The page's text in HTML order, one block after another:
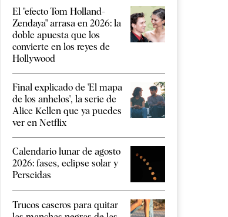
El "efecto Tom Holland-
Zendaya" arrasa en 2026: la
doble apuesta que los
convierte en los reyes de
Hollywood
Final explicado de 'El mapa
de los anhelos', la serie de
Alice Kellen que ya puedes
ver en Netflix
Calendario lunar de agosto
2026: fases, eclipse solar y
Perseidas
Trucos caseros para quitar